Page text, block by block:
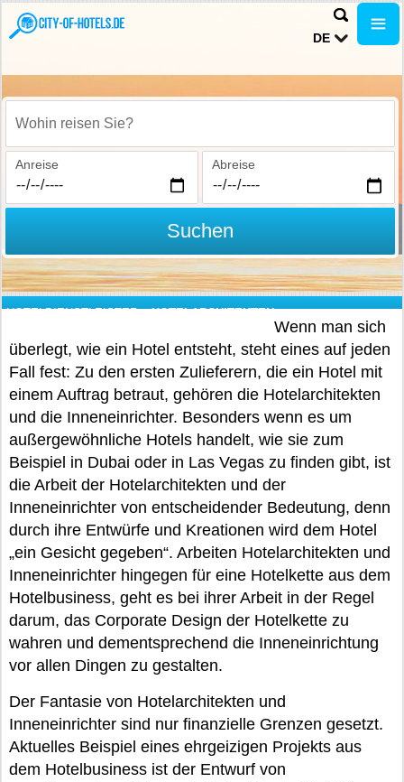
DE
Wohin reisen Sie?
Anreise Abreise
Suchen
HOTELDIENSTLEISTER»HOTELARCHITEKTEN
Wenn man sich
überlegt, wie ein Hotel entsteht, steht eines auf jeden
Fall fest: Zu den ersten Zulieferern, die ein Hotel mit
einem Auftrag betraut, gehören die Hotelarchitekten
und die Inneneinrichter. Besonders wenn es um
außergewöhnliche Hotels handelt, wie sie zum
Beispiel in Dubai oder in Las Vegas zu finden gibt, ist
die Arbeit der Hotelarchitekten und der
Inneneinrichter von entscheidender Bedeutung, denn
durch ihre Entwürfe und Kreationen wird dem Hotel
„ein Gesicht gegeben“. Arbeiten Hotelarchitekten und
Inneneinrichter hingegen für eine Hotelkette aus dem
Hotelbusiness, geht es bei ihrer Arbeit in der Regel
darum, das Corporate Design der Hotelkette zu
wahren und dementsprechend die Inneneinrichtung
vor allen Dingen zu gestalten.
Der Fantasie von Hotelarchitekten und
Inneneinrichter sind nur finanzielle Grenzen gesetzt.
Aktuelles Beispiel eines ehrgeizigen Projekts aus
dem Hotelbusiness ist der Entwurf von